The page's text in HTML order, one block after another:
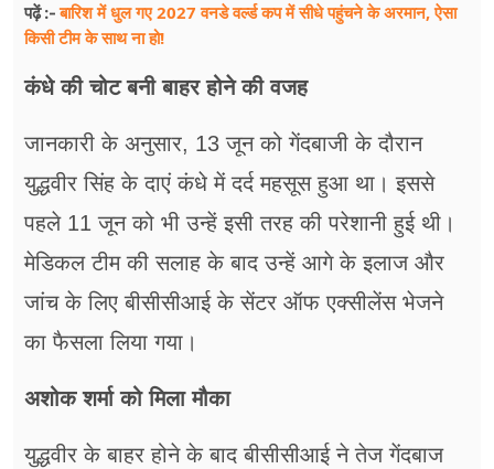
पढ़ें :-बारिश में धुल गए 2027 वनडे वर्ल्ड कप में सीधे पहुंचने के अरमान, ऐसा
किसी टीम के साथ ना हो!
कंधे की चोट बनी बाहर होने की वजह
जानकारी के अनुसार, 13 जून को गेंदबाजी के दौरान
युद्धवीर सिंह के दाएं कंधे में दर्द महसूस हुआ था। इससे
पहले 11 जून को भी उन्हें इसी तरह की परेशानी हुई थी।
मेडिकल टीम की सलाह के बाद उन्हें आगे के इलाज और
जांच के लिए बीसीसीआई के सेंटर ऑफ एक्सीलेंस भेजने
का फैसला लिया गया।
अशोक शर्मा को मिला मौका
युद्धवीर के बाहर होने के बाद बीसीसीआई ने तेज गेंदबाज